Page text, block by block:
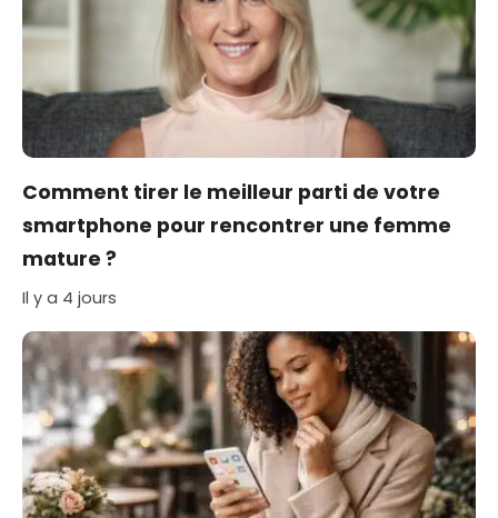
Comment tirer le meilleur parti de votre
smartphone pour rencontrer une femme
mature ?
Il y a 4 jours